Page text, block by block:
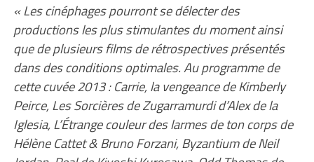
« Les cinéphages pourront se délecter des
productions les plus stimulantes du moment ainsi
que de plusieurs films de rétrospectives présentés
dans des conditions optimales. Au programme de
cette cuvée 2013 : Carrie, la vengeance de Kimberly
Peirce, Les Sorcières de Zugarramurdi d’Alex de la
Iglesia, L’Étrange couleur des larmes de ton corps de
Hélène Cattet & Bruno Forzani, Byzantium de Neil